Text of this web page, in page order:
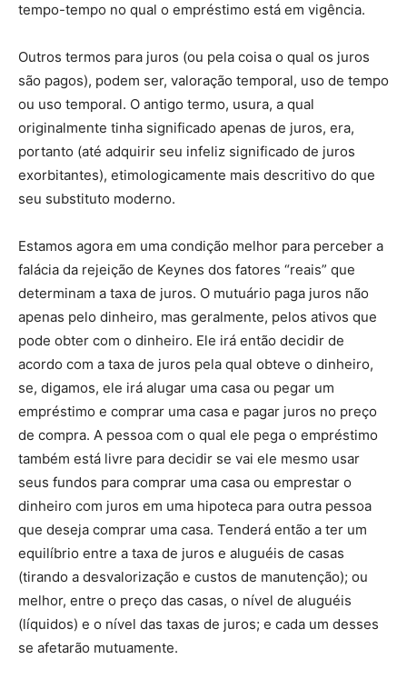
tempo-tempo no qual o empréstimo está em vigência.
Outros termos para juros (ou pela coisa o qual os juros
são pagos), podem ser, valoração temporal, uso de tempo
ou uso temporal. O antigo termo, usura, a qual
originalmente tinha significado apenas de juros, era,
portanto (até adquirir seu infeliz significado de juros
exorbitantes), etimologicamente mais descritivo do que
seu substituto moderno.
Estamos agora em uma condição melhor para perceber a
falácia da rejeição de Keynes dos fatores “reais” que
determinam a taxa de juros. O mutuário paga juros não
apenas pelo dinheiro, mas geralmente, pelos ativos que
pode obter com o dinheiro. Ele irá então decidir de
acordo com a taxa de juros pela qual obteve o dinheiro,
se, digamos, ele irá alugar uma casa ou pegar um
empréstimo e comprar uma casa e pagar juros no preço
de compra. A pessoa com o qual ele pega o empréstimo
também está livre para decidir se vai ele mesmo usar
seus fundos para comprar uma casa ou emprestar o
dinheiro com juros em uma hipoteca para outra pessoa
que deseja comprar uma casa. Tenderá então a ter um
equilíbrio entre a taxa de juros e aluguéis de casas
(tirando a desvalorização e custos de manutenção); ou
melhor, entre o preço das casas, o nível de aluguéis
(líquidos) e o nível das taxas de juros; e cada um desses
se afetarão mutuamente.